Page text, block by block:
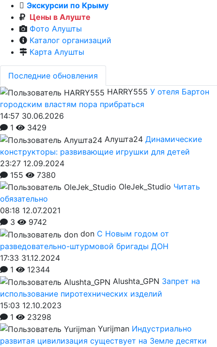
Экскурсии по Крыму
Цены в Алуште
Фото Алушты
Каталог организаций
Карта Алушты
Последние обновления
HARRY555 У отеля Бартон
городским властям пора прибраться
14:57 30.06.2026
1
3429
Алушта24 Динамические
конструкторы: развивающие игрушки для детей
23:27 12.09.2024
155
7380
OleJek_Studio Читать
обязательно
08:18 12.07.2021
3
9742
don С Новым годом от
разведовательно-штурмовой бригады ДОН
17:33 31.12.2024
1
12344
Alushta_GPN Запрет на
использование пиротехнических изделий
15:03 12.10.2023
1
23298
Yurijman Индустриально
развитая цивилизация существует на Земле десятки